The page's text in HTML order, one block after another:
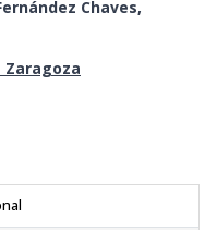
Chaves,
Zaragoza